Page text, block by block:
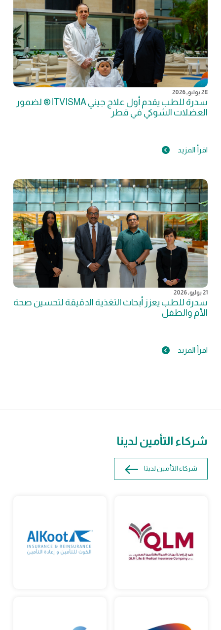
28 يوليو, 2026
سدرة للطب يقدم أول علاج جيني ITVISMA® لضمور
العضلات الشوكي في قطر
اقرأ المزيد
21 يوليو, 2026
سدرة للطب يعزز أبحاث التغذية الدقيقة لتحسين صحة
الأم والطفل
اقرأ المزيد
شركاء التأمين لدينا
شركاء التأمين لدينا